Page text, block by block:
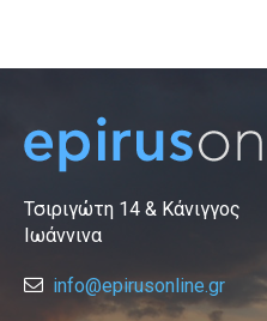
Τσιριγώτη 14 & Κάνιγγος
Ιωάννινα
info@epirusonline.gr